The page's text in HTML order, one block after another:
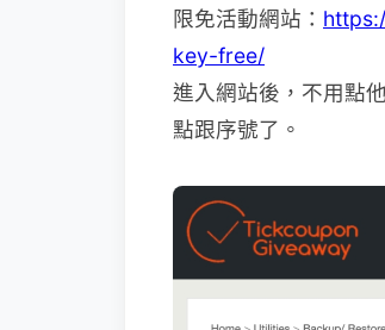
限免活動網站：
key-free/
進入網站後，不用點
點跟序號了。